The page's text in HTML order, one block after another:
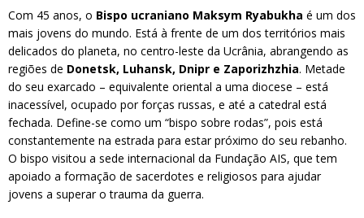
Com 45 anos, o Bispo ucraniano Maksym Ryabukha é um dos
mais jovens do mundo. Está à frente de um dos territórios mais
delicados do planeta, no centro-leste da Ucrânia, abrangendo as
regiões de Donetsk, Luhansk, Dnipr e Zaporizhzhia. Metade
do seu exarcado – equivalente oriental a uma diocese – está
inacessível, ocupado por forças russas, e até a catedral está
fechada. Define-se como um “bispo sobre rodas”, pois está
constantemente na estrada para estar próximo do seu rebanho.
O bispo visitou a sede internacional da Fundação AIS, que tem
apoiado a formação de sacerdotes e religiosos para ajudar
jovens a superar o trauma da guerra.